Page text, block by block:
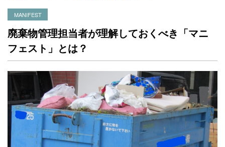
MANIFEST
廃棄物管理担当者が理解しておくべき「マニ
フェスト」とは？